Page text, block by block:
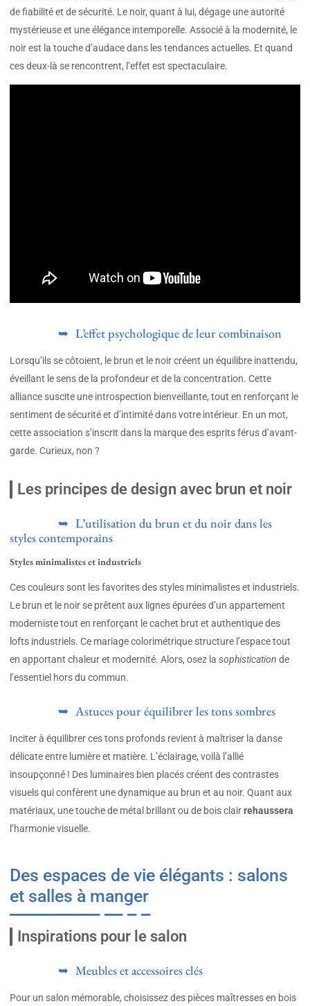
de fiabilité et de sécurité. Le noir, quant à lui, dégage une autorité
mystérieuse et une élégance intemporelle. Associé à la modernité, le
noir est la touche d’audace dans les tendances actuelles. Et quand
ces deux-là se rencontrent, l’effet est spectaculaire.
L’effet psychologique de leur combinaison
Lorsqu’ils se côtoient, le brun et le noir créent un équilibre inattendu,
éveillant le sens de la profondeur et de la concentration. Cette
alliance suscite une introspection bienveillante, tout en renforçant le
sentiment de sécurité et d’intimité dans votre intérieur. En un mot,
cette association s’inscrit dans la marque des esprits férus d’avant-
garde. Curieux, non ?
Les principes de design avec brun et noir
L’utilisation du brun et du noir dans les
styles contemporains
Styles minimalistes et industriels
Ces couleurs sont les favorites des styles minimalistes et industriels.
Le brun et le noir se prêtent aux lignes épurées d’un appartement
moderniste tout en renforçant le cachet brut et authentique des
lofts industriels. Ce mariage colorimétrique structure l’espace tout
en apportant chaleur et modernité. Alors, osez la sophistication de
l’essentiel hors du commun.
Astuces pour équilibrer les tons sombres
Inciter à équilibrer ces tons profonds revient à maîtriser la danse
délicate entre lumière et matière. L’éclairage, voilà l’allié
insoupçonné ! Des luminaires bien placés créent des contrastes
visuels qui confèrent une dynamique au brun et au noir. Quant aux
matériaux, une touche de métal brillant ou de bois clairrehaussera
l’harmonie visuelle.
Des espaces de vie élégants : salons
et salles à manger
Inspirations pour le salon
Meubles et accessoires clés
Pour un salon mémorable, choisissez des pièces maîtresses en bois